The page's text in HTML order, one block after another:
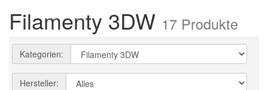
Filamenty 3DW 17 Produkte
Kategorien:
Hersteller: